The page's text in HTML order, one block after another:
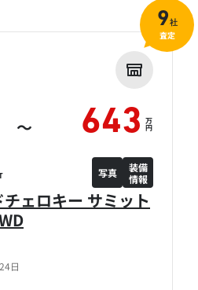
日
ェロキー サミット
～ 643 万
円
写真
装備
情報
9社
査定